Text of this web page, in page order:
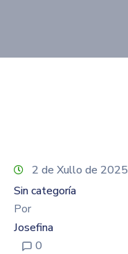
2 de Xullo de 2025
Sin categoría
Por
Josefina
0